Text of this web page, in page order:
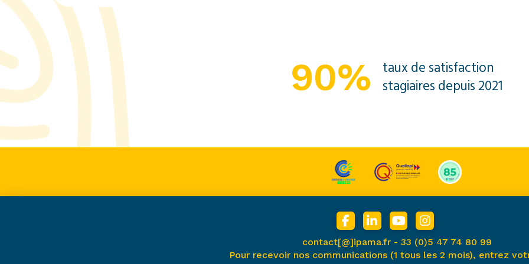
90%
taux de satisfaction
stagiaires depuis 2021
contact[@]ipama.fr - 33 (0)5 47 74 80 99
Pour recevoir nos communications (1 tous les 2 mois), entrez